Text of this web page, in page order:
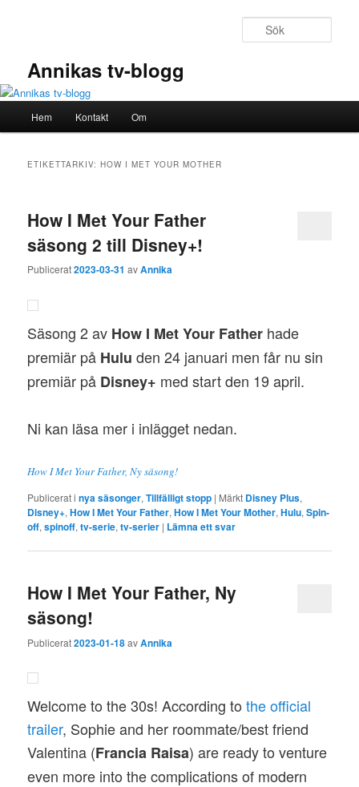
Annikas tv-blogg
Hem Kontakt Om
ETIKETTARKIV:HOW I MET YOUR MOTHER
How I Met Your Father
säsong 2 till Disney+!
Publicerat2023-03-31 avAnnika
Säsong 2 av How I Met Your Father hade
premiär på Huluden 24 januari men får nu sin
premiär på Disney+ med start den 19 april.
Ni kan läsa mer i inlägget nedan.
How I Met Your Father, Ny säsong!
Publicerat i nya säsonger,Tillfälligt stopp | Märkt Disney Plus,
Disney+,How I Met Your Father,How I Met Your Mother,Hulu,Spin-
off,spinoff,tv-serie,tv-serier | Lämna ett svar
How I Met Your Father, Ny
säsong!
Publicerat2023-01-18avAnnika
Welcome to the 30s! According tothe official
trailer, Sophie and her roommate/best friend
Valentina (Francia Raisa) are ready to venture
even more into the complications of modern